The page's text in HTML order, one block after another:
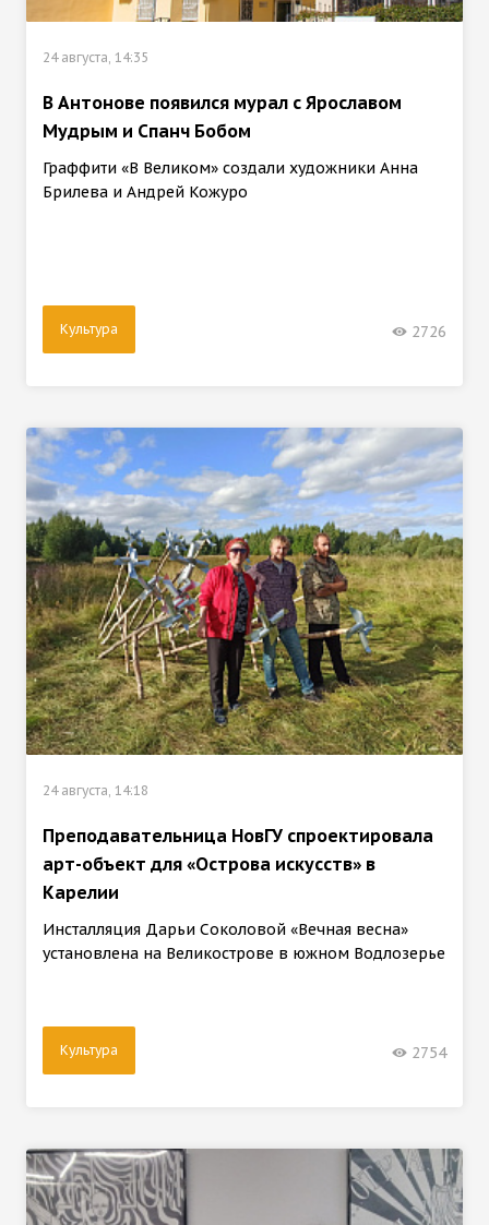
24 августа, 14:35
В Антонове появился мурал с Ярославом
Мудрым и Спанч Бобом
Граффити «В Великом» создали художники Анна
Брилева и Андрей Кожуро
Культура 2726
24 августа, 14:18
Преподавательница НовГУ спроектировала
арт-объект для «Острова искусств» в
Карелии
Инсталляция Дарьи Соколовой «Вечная весна»
установлена на Великострове в южном Водлозерье
Культура 2754